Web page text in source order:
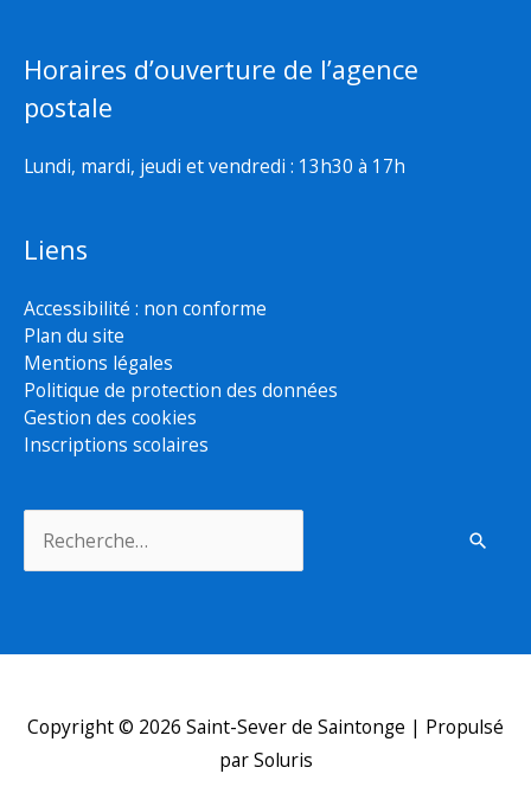
Horaires d’ouverture de l’agence
postale
Lundi, mardi, jeudi et vendredi : 13h30 à 17h
Liens
Accessibilité : non conforme
Plan du site
Mentions légales
Politique de protection des données
Gestion des cookies
Inscriptions scolaires
Copyright © 2026 Saint-Sever de Saintonge | Propulsé
par Soluris